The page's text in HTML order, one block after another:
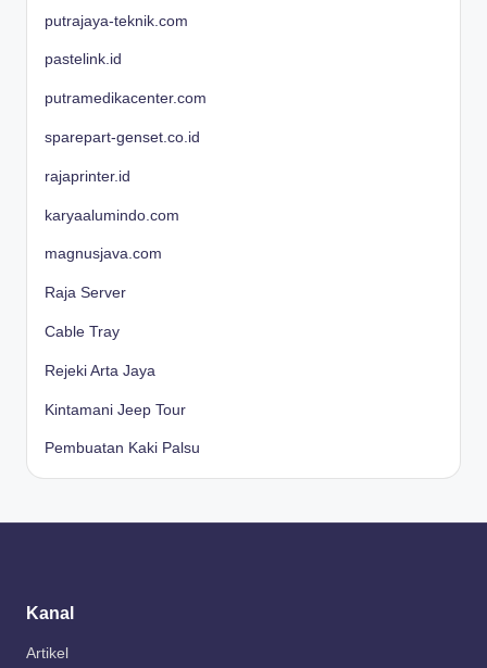
putrajaya-teknik.com
pastelink.id
putramedikacenter.com
sparepart-genset.co.id
rajaprinter.id
karyaalumindo.com
magnusjava.com
Raja Server
Cable Tray
Rejeki Arta Jaya
Kintamani Jeep Tour
Pembuatan Kaki Palsu
Kanal
Artikel